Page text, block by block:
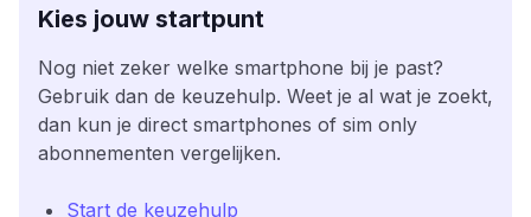
Kies jouw startpunt
Nog niet zeker welke smartphone bij je past?
Gebruik dan de keuzehulp. Weet je al wat je zoekt,
dan kun je direct smartphones of sim only
abonnementen vergelijken.
Start de keuzehulp